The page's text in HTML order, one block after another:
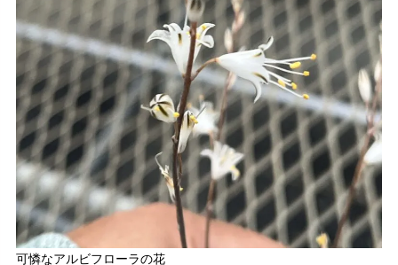
可憐なアルビフローラの花